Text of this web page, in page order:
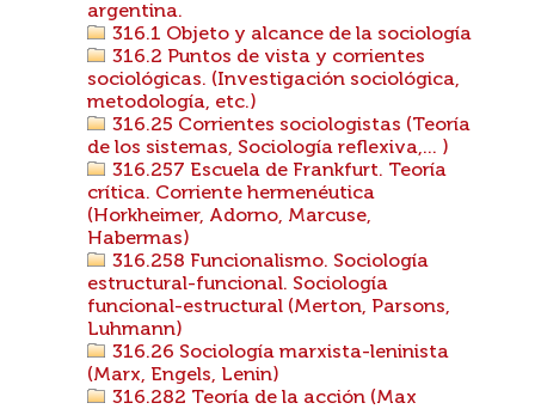
argentina.
316.1 Objeto y alcance de la sociología
316.2 Puntos de vista y corrientes
sociológicas. (Investigación sociológica,
metodología, etc.)
316.25 Corrientes sociologistas (Teoría
de los sistemas, Sociología reflexiva,... )
316.257 Escuela de Frankfurt. Teoría
crítica. Corriente hermenéutica
(Horkheimer, Adorno, Marcuse,
Habermas)
316.258 Funcionalismo. Sociología
estructural-funcional. Sociología
funcional-estructural (Merton, Parsons,
Luhmann)
316.26 Sociología marxista-leninista
(Marx, Engels, Lenin)
316.282 Teoría de la acción (Max